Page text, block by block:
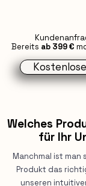
Bereits ab 399 €
Welches
für Ihr
Manchmal ist man
Produkt das
unseren